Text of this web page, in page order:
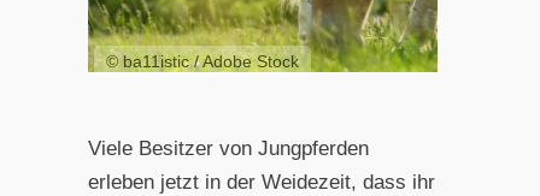
© ba11istic / Adobe Stock
Viele Besitzer von Jungpferden
erleben jetzt in der Weidezeit, dass ihr